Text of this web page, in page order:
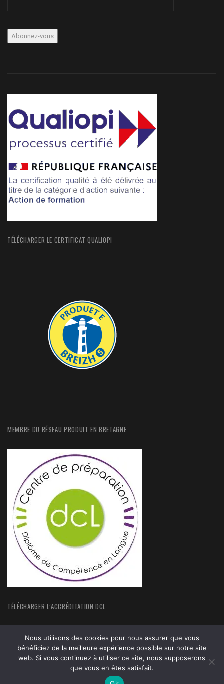
TÉLÉCHARGER LE CERTIFICAT QUALIOPI
MEMBRE DU RÉSEAU PRODUIT EN BRETAGNE
TÉLÉCHARGER L’ACCRÉDITATION DCL
FORMATIONS ACTUALITÉS MENTIONS LEGALES
Nous utilisons des cookies pour nous assurer que vous
bénéficiez de la meilleure expérience possible sur notre site
web. Si vous continuez à utiliser ce site, nous supposerons
que vous en êtes satisfait.